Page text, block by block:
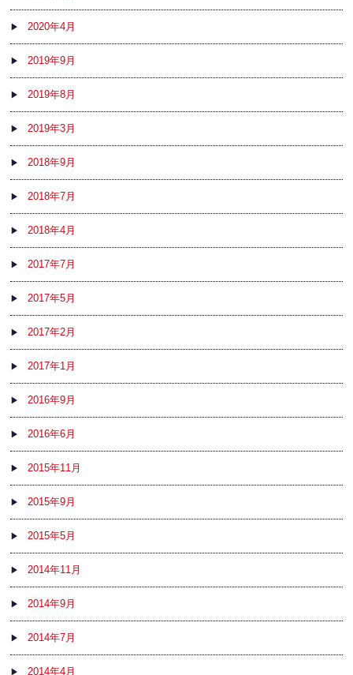
2020年4月
2019年9月
2019年8月
2019年3月
2018年9月
2018年7月
2018年4月
2017年7月
2017年5月
2017年2月
2017年1月
2016年9月
2016年6月
2015年11月
2015年9月
2015年5月
2014年11月
2014年9月
2014年7月
2014年4月